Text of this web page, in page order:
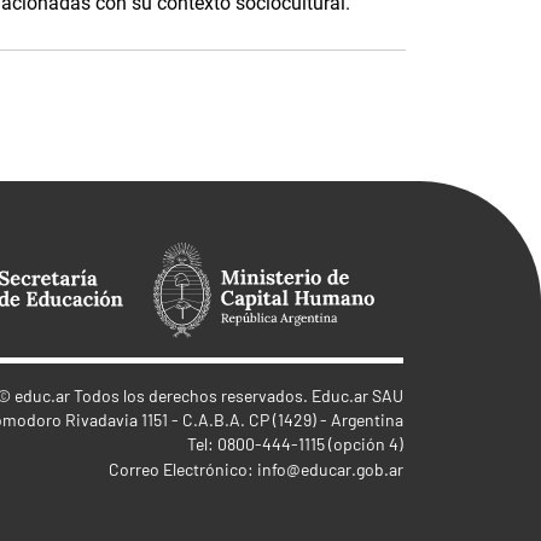
educ.arTodos los derechos reservados. Educ.ar SAU
Rivadavia 1151 - C.A.B.A. CP (1429) - Argentina
Tel: 0800-444-1115 (opción 4)
Correo Electrónico: info@educar.gob.ar